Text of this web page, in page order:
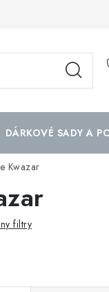
DÁRKOVÉ SADY A
Kwazar
filtry